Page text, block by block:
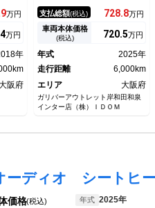
ミッ
ンド
ブレ
ＬＥ
レー
9万円
4万円
年
阪府
ルーフ １４型ナビ １３型後
席モニター 全方位カメラ ユ
ニバーサルステップ 衝突軽減
ブレーキ 追従クルコン 前後
Ｍ デジタルミラー ＥＴＣ
支払総額(税込) 728.8万円
車両本体価格
(税込) 720.5万円
年式
2025年
走行距離
6,000km
エリア
大阪府
ガリバーアウトレット岸和田和泉
インター店（株）ＩＤＯＭ
価格(税込) 年式 2025年